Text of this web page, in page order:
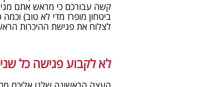
קשה עבורכם כי מראש אתם
ביטחון מופרז מדי לא טוב) וכמה
לצלוח את פגישת ההיכרות
לא לקבוע פגישה כל